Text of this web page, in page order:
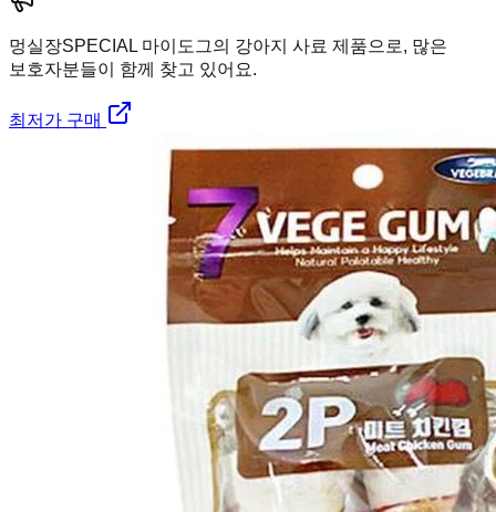
멍실장SPECIAL 마이도그의 강아지 사료 제품으로, 많은
보호자분들이 함께 찾고 있어요.
최저가 구매